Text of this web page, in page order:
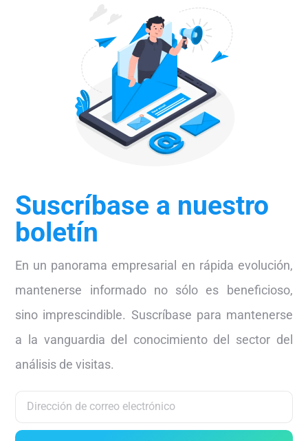
Suscríbase a nuestro
boletín
En un panorama empresarial en rápida evolución,
mantenerse informado no sólo es beneficioso,
sino imprescindible. Suscríbase para mantenerse
a la vanguardia del conocimiento del sector del